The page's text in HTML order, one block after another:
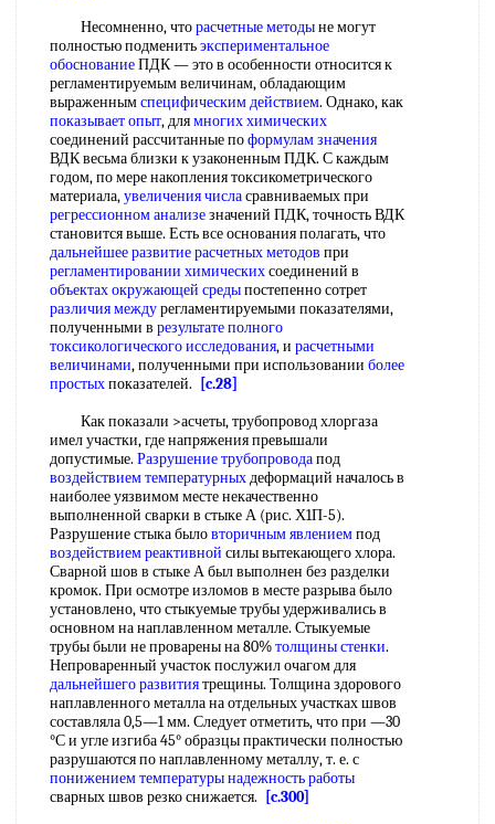
Несомненно, чторасчетные методыне могут
полностью подменитьэкспериментальное
обоснованиеПДК — это в особенности относится к
регламентируемым величинам, обладающим
выраженнымспецифическим действием. Однако, как
показывает опыт, длямногих химических
соединений рассчитанные поформулам значения
ВДК весьма близки к узаконенным ПДК. С каждым
годом, по мере накопления токсикометрического
материала,увеличения числасравниваемых при
регрессионном анализезначений ПДК, точность ВДК
становится выше. Есть все основания полагать, что
дальнейшее развитиерасчетных методов при
регламентировании химическихсоединений в
объектах окружающей средыпостепенно сотрет
различия междурегламентируемыми показателями,
полученными в результате полного
токсикологического исследования, и расчетными
величинами, полученными при использовании более
простыхпоказателей.
[c.28]
Как показали >асчеты, трубопровод хлоргаза
имел участки, где напряжения превышали
допустимые. Разрушение трубопроводапод
воздействием температурныхдеформаций началось в
наиболее уязвимом месте некачественно
выполненной сварки в стыке А (рис. Х1П-5).
Разрушение стыка быловторичным явлениемпод
воздействием реактивной силы вытекающего хлора.
Сварной шов в стыке А был выполнен без разделки
кромок. При осмотре изломов в месте разрыва было
установлено, что стыкуемые трубы удерживались в
основном на наплавленном металле. Стыкуемые
трубы были не проварены на 80%толщины стенки.
Непроваренный участок послужил очагом для
дальнейшего развитиятрещины. Толщина здорового
наплавленного металла на отдельных участках швов
составляла 0,5—1 мм. Следует отметить, что при —30
°С и угле изгиба 45° образцы практически полностью
разрушаются по наплавленному металлу, т. е. с
понижением температурынадежность работы
сварных швов резко снижается.
[c.300]